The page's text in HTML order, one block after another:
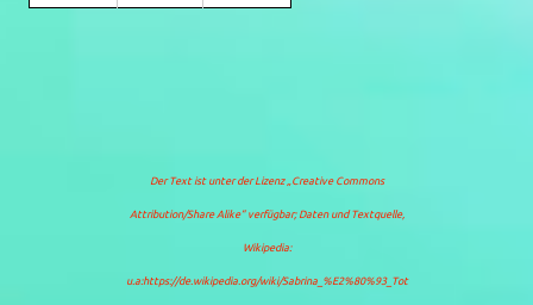
Der Text ist unter der Lizenz„Creative Commons
Attribution/Share Alike“verfügbar; Daten und Textquelle,
Wikipedia:
u.a:https://de.wikipedia.org/wiki/Sabrina_%E2%80%93_Tot